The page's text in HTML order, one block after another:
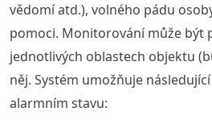
vědomí atd.), volného pádu
pomoci. Monitorování může být
jednotlivých oblastech objektu
něj. Systém umožňuje
alarmním stavu: